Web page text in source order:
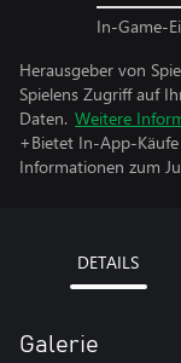
In-Game-
Herausgeber von
Spielens Zugriff auf
Daten. Weitere
+Bietet In-App-Käufe
Informationen zum
DETAILS
Galerie